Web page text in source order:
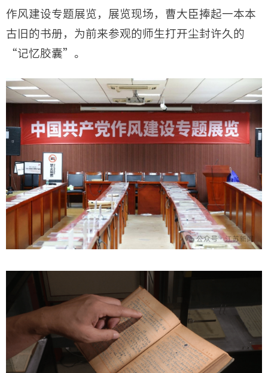
作风建设专题展览，展览现场，曹大臣捧起一本本
古旧的书册，为前来参观的师生打开尘封许久的
“记忆胶囊”。